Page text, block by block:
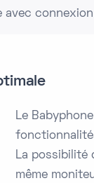
avec
Le
La possibilité
même